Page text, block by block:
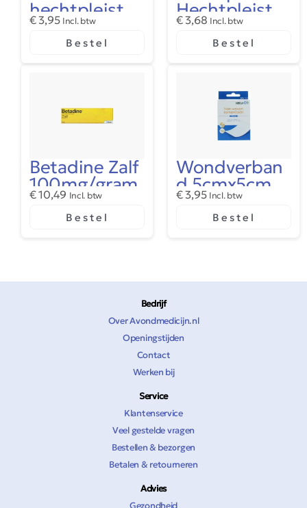
hechtpleister
5×1,25cm
€3,95 Incl. btw
Bestel
Hechtpleister
5m x 1,25
€3,68 Incl. btw
Bestel
Betadine Zalf
100mg/gram
€10,49 Incl. btw
Bestel
Wondverban
d 5cmx5cm
Steriel
€3,95 Incl. btw
Bestel
Bedrijf
Over Avondmedicijn.nl
Openingstijden
Contact
Werken bij
Service
Klantenservice
Veel gestelde vragen
Bestellen & bezorgen
Betalen & retourneren
Advies
Gezondheid